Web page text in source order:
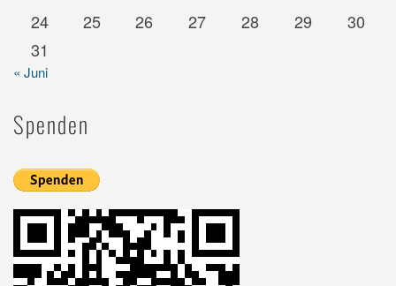
24
25 26 27 28 29
30
31
« Juni
Spenden